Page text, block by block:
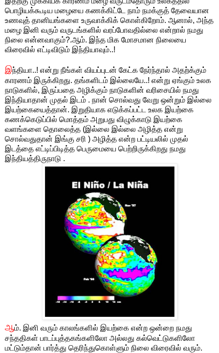
பொழியக்கூடிய மழையை கணக்கிட்டே நாம் நமக்குத் தேவையான
உணவுத் தானியங்களை உருவாக்கிக் கொள்கிறோம். ஆனால், அந்த
மழை இனி வரும் வருடங்களில் வரப்போவதில்லை என்றால் நமது
நிலை என்னவாகும்?.ஆம். இந்த மிக மோசமான நிலையை
விரைவில் எட்டிவிடும் இந்தியாவும்..!
இந்தியா..! என்று நீங்கள் வியப்புடன் கேட்க நேர்ந்தால் அதற்க்கும்
காரணம் இருக்கிறது. தங்களிடம் இல்லையே..! என்று ஏங்கும் உலக
நாடுகளில், இருப்பதை அழிக்கும் நாடுகளின் வரிசையில் நமது
இந்தியாதான் முதல் இடம் . நான் சொல்வது வேறு ஒன்றும் இல்லை
இயற்கையைத்தான். இறுதியாக எடுக்கப்பட்ட உலக இயற்கை
கணக்கெடுப்பில் மொத்தம் அறுபது விழுக்காடு இயற்கை
வளங்களை தொலைத்த (இல்லை இல்லை அழித்த என்று
சொல்வதுதான் இங்கு சரி ) அழித்த என்ற பட்டியலில் முதல்
இடத்தை எட்டிப்பிடித்த பெருமையை பெற்றிருக்கிறது நமது
இந்தியத்திருநாடு .
ஆம். இனி வரும் காலங்களில் இயற்கை என்ற ஒன்றை நமது
சந்ததிகள் பாடப்புத்தகங்களிலோ அல்லது கல்வெட்டுகளிலோ
மட்டும்தான் பார்த்து தெரிந்துகொள்ளும் நிலை விரைவில் வரும்.